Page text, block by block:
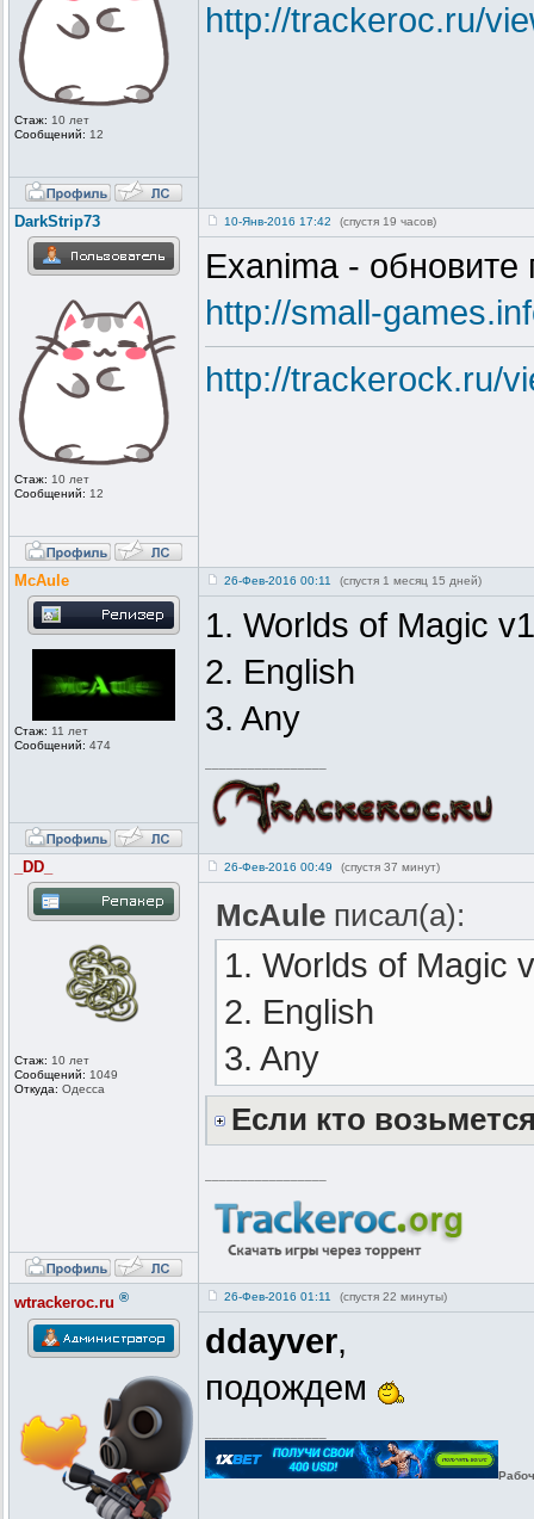
Стаж: 10 лет
Сообщений: 12
http://trackeroc.ru/
DarkStrip73
Стаж: 10 лет
Сообщений: 12
10-Янв-2016 17:42 (спустя 19 часов)
Exanima - обновите
http://small-
http://trackerock.ru/
McAule
Стаж: 11 лет
Сообщений: 474
26-Фев-2016 00:11 (спустя 1 месяц 15 дней)
1. Worlds of Magic
2. English
3. Any
_DD_
Стаж: 10 лет
Сообщений: 1049
Откуда: Одесса
26-Фев-2016 00:49 (спустя 37 минут)
McAuleписал(а):
1. Worlds of Magic
2. English
3. Any
Если кто
wtrackeroc.ru ® 26-Фев-2016 01:11 (спустя 22 минуты)
ddayver,
подождем